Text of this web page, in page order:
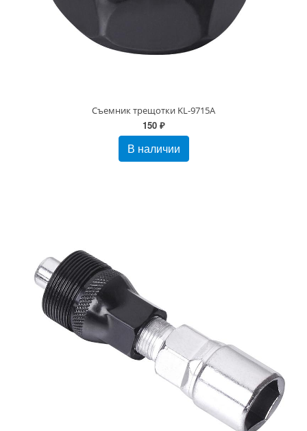
Съемник трещотки KL-9715A
150 ₽
В наличии